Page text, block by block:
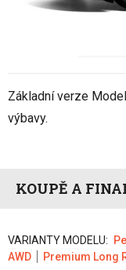
Základní verze
výbavy.
KOUPĚ A
VARIANTY MODELU:
AWD
Premium Long